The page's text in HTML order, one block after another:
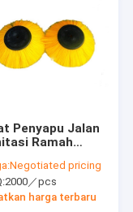
Penyapu Jalan
Ramah
Filament Dia
Negotiated pricing
2000／pcs
harga terbaru